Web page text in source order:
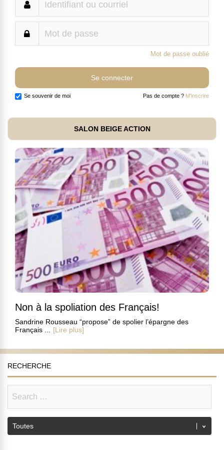
Mot de passe oublié
Se souvenir de moi Pas de compte ? M'inscrire
SALON BEIGE ACTION
Non à la spoliation des Français!
Sandrine Rousseau “propose” de spolier l’épargne des
Français ...
[Lire plus]
RECHERCHE